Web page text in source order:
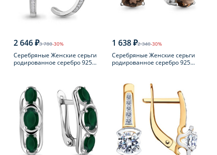
2 646 ₽3 780-30%
Серебряные Женские серьги
родированное серебро 925
1 638 ₽2 340-30%
Серебряные Женские серьги
родированное серебро 925